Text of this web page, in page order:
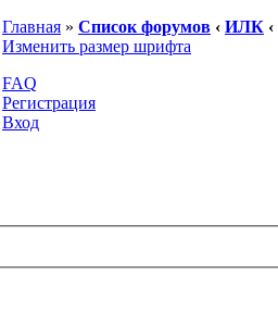
Главная » Список форумов ‹ ИЛК ‹
Изменить размер шрифта
FAQ
Регистрация
Вход